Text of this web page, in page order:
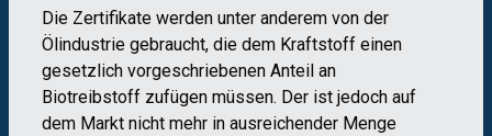
Die Zertifikate werden unter anderem von der
Ölindustrie gebraucht, die dem Kraftstoff einen
gesetzlich vorgeschriebenen Anteil an
Biotreibstoff zufügen müssen. Der ist jedoch auf
dem Markt nicht mehr in ausreichender Menge